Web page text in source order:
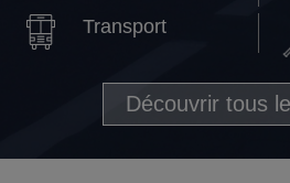
Transport
Découvrir tous